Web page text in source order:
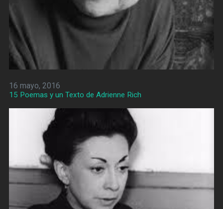
16 mayo, 2016
15 Poemas y un Texto de Adrienne Rich